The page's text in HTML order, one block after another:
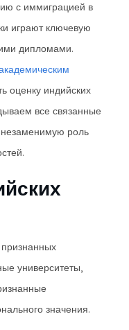
с иммиграцией в
играют ключевую
дипломами.
оценку индийских
все связанные
роль
университеты,
значения.